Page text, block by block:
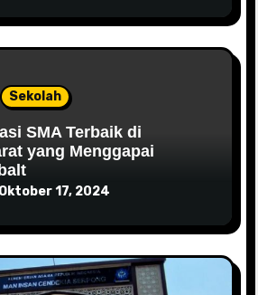
Sekolah
SMA Terbaik di
yang Menggapai
Oktober 17, 2024